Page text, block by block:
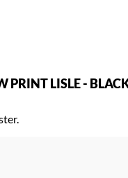
PRINT LISLE -